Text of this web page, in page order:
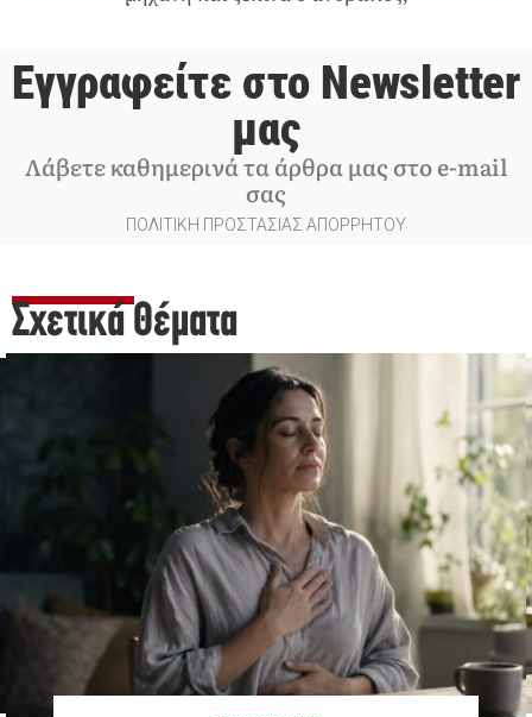
Εγγραφείτε στο Newsletter
μας
Λάβετε καθημερινά τα άρθρα μας στο e-mail
σας
ΠΟΛΙΤΙΚΗ ΠΡΟΣΤΑΣΙΑΣ ΑΠΟΡΡΗΤΟΥ
Σχετικά Θέματα